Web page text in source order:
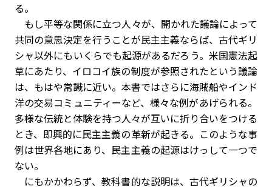
る。
もし平等な関係に立つ人々が、開かれた議論によって
共同の意思決定を行うことが民主主義ならば、古代ギリ
シャ以外にもいくらでも起源があるだろう。米国憲法起
草にあたり、イロコイ族の制度が参照されたという議論
は、もはや常識に近い。本書ではさらに海賊船やインド
洋の交易コミュニティーなど、様々な例があげられる。
多様な伝統と体験を持つ人々が互いに折り合いをつける
とき、即興的に民主主義の革新が起きる。このような事
例は世界各地にあり、民主主義の起源はけっして一つで
ない。
にもかかわらず、教科書的な説明は、古代ギリシャの